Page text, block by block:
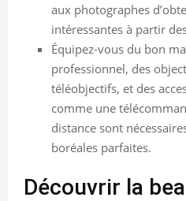
aux photographes
intéressantes à partir
Équipez-vous du bon
professionnel, des
téléobjectifs, et des
comme une
distance sont
boréales parfaites.
Découvrir la